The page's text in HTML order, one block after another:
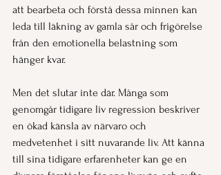
att bearbeta och förstå dessa minnen kan
leda till läkning av gamla sår och frigörelse
från den emotionella belastning som
hänger kvar.
Men det slutar inte där. Många som
genomgår tidigare liv regression beskriver
en ökad känsla av närvaro och
medvetenhet i sitt nuvarande liv. Att känna
till sina tidigare erfarenheter kan ge en